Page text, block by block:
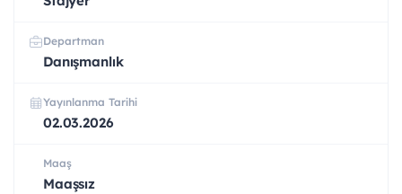
Departman
Danışmanlık
Yayınlanma Tarihi
02.03.2026
Maaş
Maaşsız